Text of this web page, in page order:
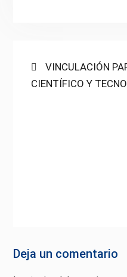
Navegación
de
Previous
post:
VINCULACIÓN
CIENTÍFICO Y
Deja un comentario